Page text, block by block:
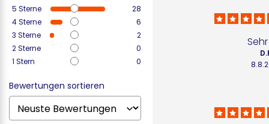
5 Sterne
28
4Sterne
6
3 Sterne
2
2Sterne
0
1 Stern 0
Bewertungen sortieren